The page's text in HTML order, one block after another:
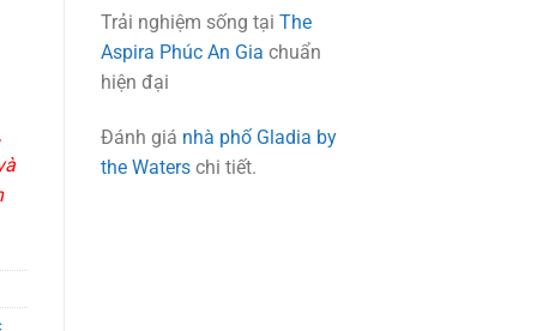
Trải nghiệm sống tại The
Aspira Phúc An Gia chuẩn
hiện đại
Đánh giá nhà phố Gladia by
the Waterschi tiết.